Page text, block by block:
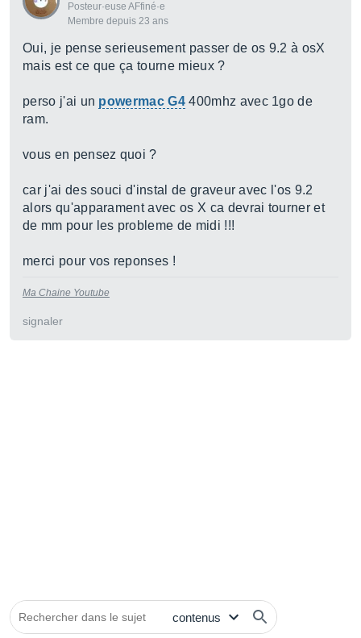
Posteur·euse AFfiné·e
Membre depuis 23 ans
Oui, je pense serieusement passer de os 9.2 à osX
mais est ce que ça tourne mieux ?
perso j'ai un powermac G4 400mhz avec 1go de
ram.
vous en pensez quoi ?
car j'ai des souci d'instal de graveur avec l'os 9.2
alors qu'apparament avec os X ca devrai tourner et
de mm pour les probleme de midi !!!
merci pour vos reponses !
Ma Chaine Youtube
signaler